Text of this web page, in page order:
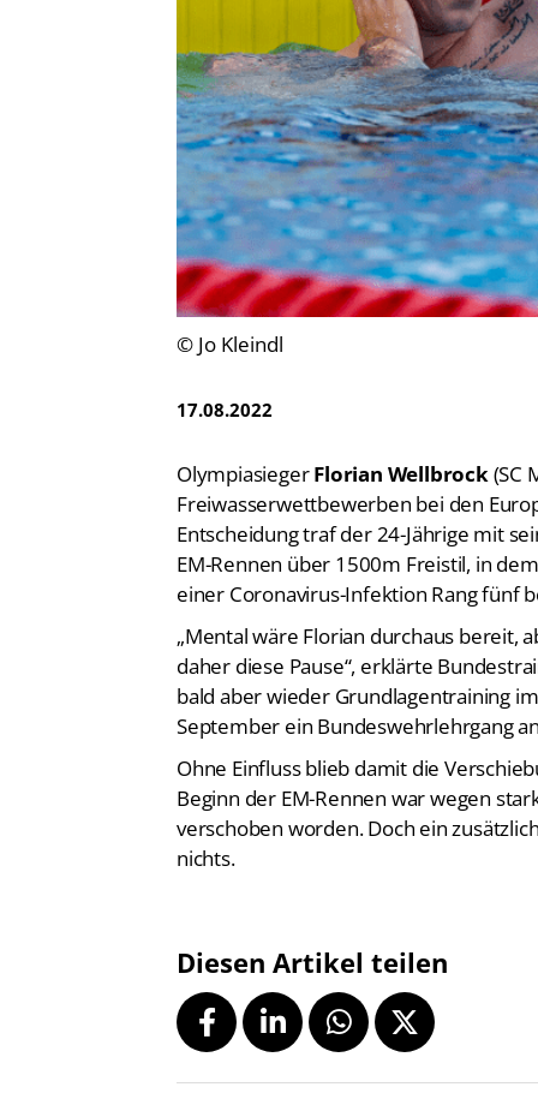
© Jo Kleindl
17.08.2022
OlympiasiegerFlorian Wellbrock(SC
Freiwasserwettbewerben bei den
Entscheidung traf der 24-Jährige mit
EM-Rennen über 1500m Freistil, in
einer Coronavirus-Infektion Rang fünf
„Mental wäre Florian durchaus bereit,
daher diese Pause“, erklärte
bald aber wieder Grundlagentraining
September ein Bundeswehrlehrgang
Ohne Einfluss blieb damit die
Beginn der EM-Rennen war wegen
verschoben worden. Doch ein
nichts.
Diesen Artikel teilen
Vereinsfinder
Lizenzwesen
Zentrale Hinweisstelle
Anti-Doping
Recht auf sicheren Schwimmsport